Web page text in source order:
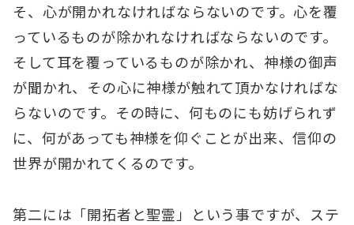
そ、心が開かれなければならないのです。心を覆
っているものが除かれなければならないのです。
そして耳を覆っているものが除かれ、神様の御声
が聞かれ、その心に神様が触れて頂かなければな
らないのです。その時に、何ものにも妨げられず
に、何があっても神様を仰ぐことが出来、信仰の
世界が開かれてくるのです。
第二には「開拓者と聖霊」という事ですが、ステ